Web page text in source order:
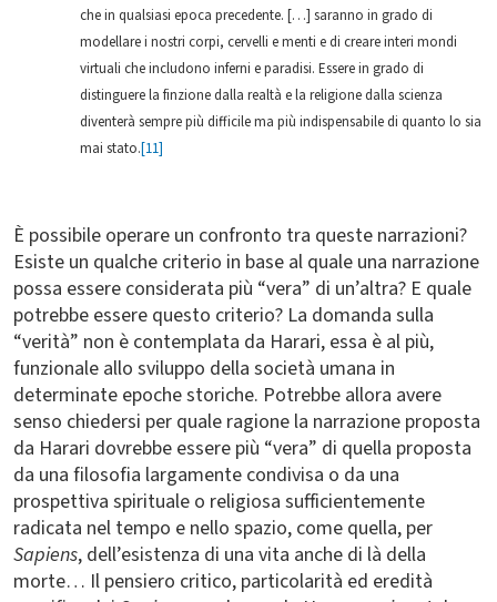
che in qualsiasi epoca precedente. […] saranno in grado di
modellare i nostri corpi, cervelli e menti e di creare interi mondi
virtuali che includono inferni e paradisi. Essere in grado di
distinguere la finzione dalla realtà e la religione dalla scienza
diventerà sempre più difficile ma più indispensabile di quanto lo sia
mai stato.[11]
È possibile operare un confronto tra queste narrazioni?
Esiste un qualche criterio in base al quale una narrazione
possa essere considerata più “vera” di un’altra? E quale
potrebbe essere questo criterio? La domanda sulla
“verità” non è contemplata da Harari, essa è al più,
funzionale allo sviluppo della società umana in
determinate epoche storiche. Potrebbe allora avere
senso chiedersi per quale ragione la narrazione proposta
da Harari dovrebbe essere più “vera” di quella proposta
da una filosofia largamente condivisa o da una
prospettiva spirituale o religiosa sufficientemente
radicata nel tempo e nello spazio, come quella, per
Sapiens, dell’esistenza di una vita anche di là della
morte… Il pensiero critico, particolarità ed eredità